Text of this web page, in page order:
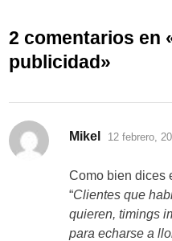
2 comentarios en
publicidad»
Mikel dice:
12 febrero,
Como bien dices
“Clientes que
quieren, timings
para echarse a